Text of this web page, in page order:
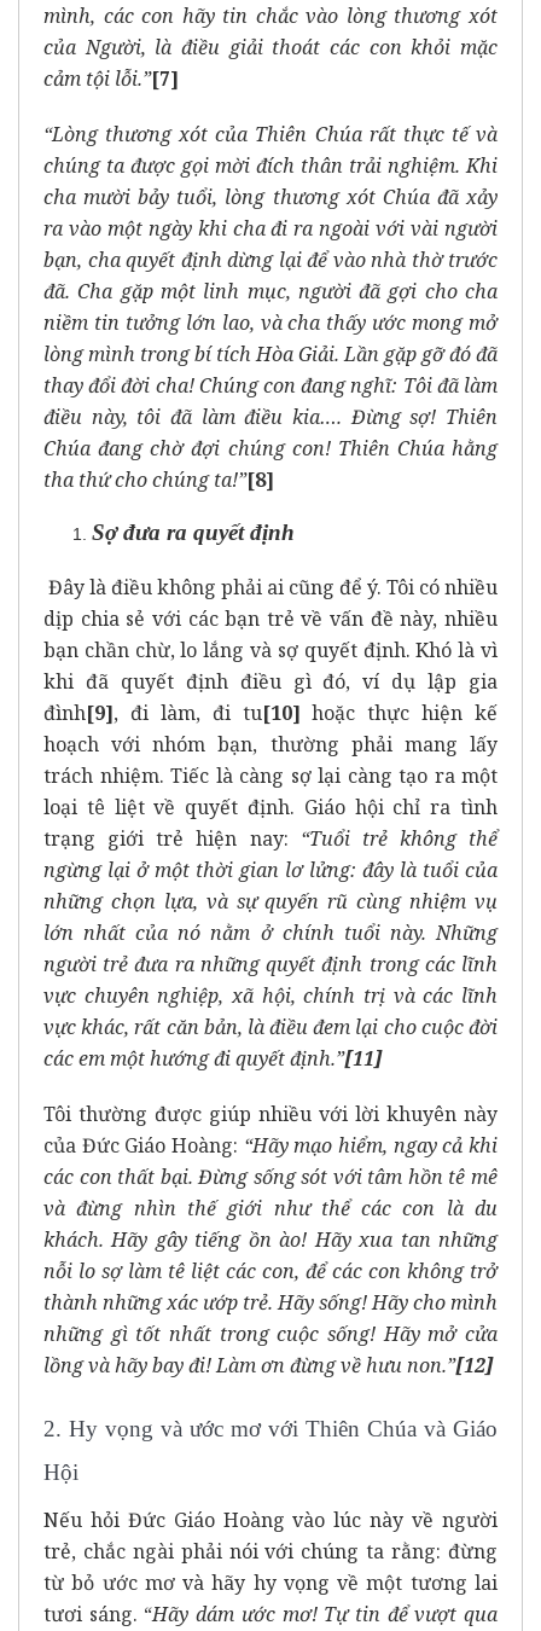
mình, các con hãy tin chắc vào lòng thương xót
của Người, là điều giải thoát các con khỏi mặc
cảm tội lỗi.”[7]
“Lòng thương xót của Thiên Chúa rất thực tế và
chúng ta được gọi mời đích thân trải nghiệm. Khi
cha mười bảy tuổi, lòng thương xót Chúa đã xảy
ra vào một ngày khi cha đi ra ngoài với vài người
bạn, cha quyết định dừng lại để vào nhà thờ trước
đã. Cha gặp một linh mục, người đã gợi cho cha
niềm tin tưởng lớn lao, và cha thấy ước mong mở
lòng mình trong bí tích Hòa Giải. Lần gặp gỡ đó đã
thay đổi đời cha! Chúng con đang nghĩ: Tôi đã làm
điều này, tôi đã làm điều kia…. Đừng sợ! Thiên
Chúa đang chờ đợi chúng con! Thiên Chúa hằng
tha thứ cho chúng ta!”[8]
Sợ đưa ra quyết định
Đây là điều không phải ai cũng để ý. Tôi có nhiều
dịp chia sẻ với các bạn trẻ về vấn đề này, nhiều
bạn chần chừ, lo lắng và sợ quyết định. Khó là vì
khi đã quyết định điều gì đó, ví dụ lập gia
đình[9], đi làm, đi tu[10] hoặc thực hiện kế
hoạch với nhóm bạn, thường phải mang lấy
trách nhiệm. Tiếc là càng sợ lại càng tạo ra một
loại tê liệt về quyết định. Giáo hội chỉ ra tình
trạng giới trẻ hiện nay: “Tuổi trẻ không thể
ngừng lại ở một thời gian lơ lửng: đây là tuổi của
những chọn lựa, và sự quyến rũ cùng nhiệm vụ
lớn nhất của nó nằm ở chính tuổi này. Những
người trẻ đưa ra những quyết định trong các lĩnh
vực chuyên nghiệp, xã hội, chính trị và các lĩnh
vực khác, rất căn bản, là điều đem lại cho cuộc đời
các em một hướng đi quyết định.”[11]
Tôi thường được giúp nhiều với lời khuyên này
của Đức Giáo Hoàng: “Hãy mạo hiểm, ngay cả khi
các con thất bại. Đừng sống sót với tâm hồn tê mê
và đừng nhìn thế giới như thể các con là du
khách. Hãy gây tiếng ồn ào! Hãy xua tan những
nỗi lo sợ làm tê liệt các con, để các con không trở
thành những xác ướp trẻ. Hãy sống! Hãy cho mình
những gì tốt nhất trong cuộc sống! Hãy mở cửa
lồng và hãy bay đi! Làm ơn đừng về hưu non.”[12]
2. Hy vọng và ước mơ với Thiên Chúa và Giáo
Hội
Nếu hỏi Đức Giáo Hoàng vào lúc này về người
trẻ, chắc ngài phải nói với chúng ta rằng: đừng
từ bỏ ước mơ và hãy hy vọng về một tương lai
tươi sáng. “Hãy dám ước mơ! Tự tin để vượt qua